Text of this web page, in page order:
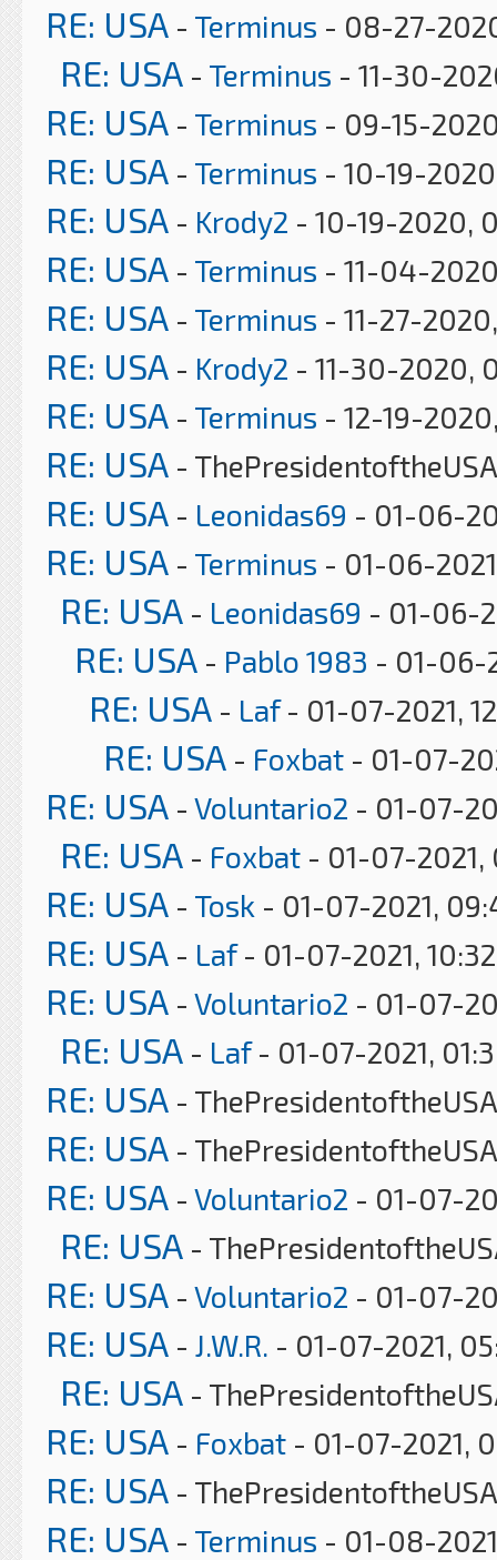
RE: USA - Terminus - 08-27-
RE: USA - Terminus - 11-30-
RE: USA - Terminus - 09-15-
RE: USA - Terminus - 10-19-
RE: USA - Krody2 - 10-19-2020,
RE: USA - Terminus - 11-04-
RE: USA - Terminus - 11-27-
RE: USA - Krody2 - 11-30-2020,
RE: USA - Terminus - 12-19-
RE: USA -
RE: USA - Leonidas69 - 01-06-
RE: USA - Terminus - 01-06-
RE: USA - Leonidas69 - 01-06-
RE: USA - Pablo 1983 - 01-06-
RE: USA - Laf- 01-07-2021,
RE: USA - Foxbat - 01-07-
RE: USA - Voluntario2 - 01-07-
RE: USA - Foxbat - 01-07-2021,
RE: USA - Tosk - 01-07-2021,
RE: USA - Laf- 01-07-2021,
RE: USA - Voluntario2 - 01-07-
RE: USA - Laf- 01-07-2021,
RE: USA -
RE: USA -
RE: USA - Voluntario2 - 01-07-
RE: USA -
RE: USA - Voluntario2 - 01-07-
RE: USA - J.W.R. - 01-07-2021,
RE: USA -
RE: USA - Foxbat - 01-07-2021,
RE: USA -
RE: USA - Terminus - 01-08-